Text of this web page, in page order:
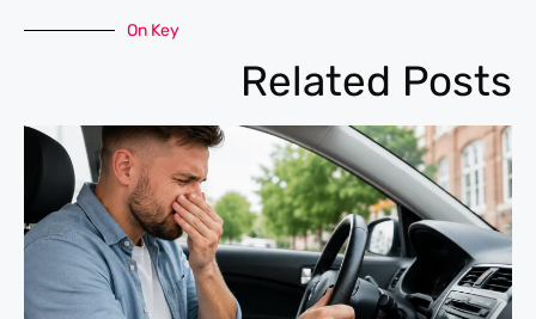
On Key
Related Posts